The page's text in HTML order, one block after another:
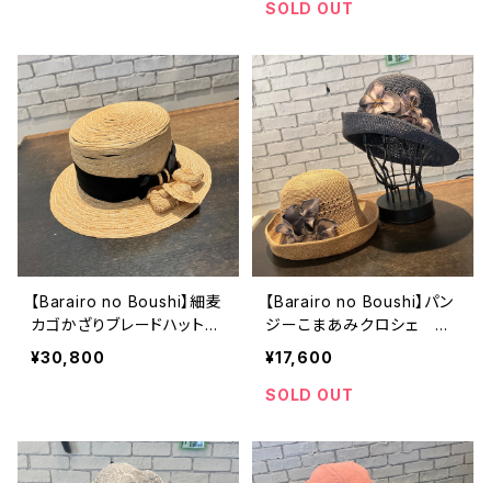
SOLD OUT
【Barairo no Boushi】細麦
カゴかざりブレードハット
¥30,800
【Barairo no Boushi】パン
ジーこまあみクロシェ
¥17,600
SOLD OUT